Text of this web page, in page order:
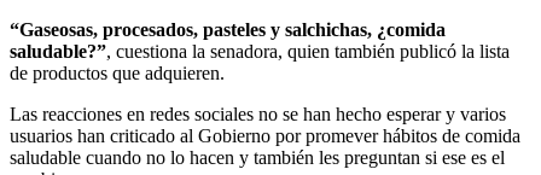
“Gaseosas, procesados, pasteles y salchichas, ¿comida
saludable?”, cuestiona la senadora, quien también publicó la lista
de productos que adquieren.
Las reacciones en redes sociales no se han hecho esperar y varios
usuarios han criticado al Gobierno por promever hábitos de comida
saludable cuando no lo hacen y también les preguntan si ese es el